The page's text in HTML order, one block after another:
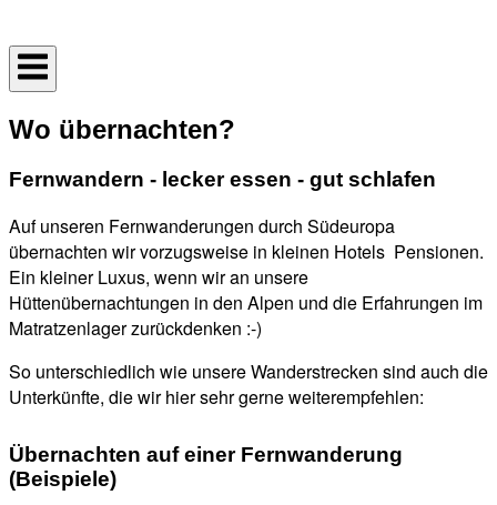
to
content
Wo übernachten?
Fernwandern - lecker essen - gut schlafen
Auf unseren Fernwanderungen durch Südeuropa
übernachten wir vorzugsweise in kleinen Hotels Pensionen.
Ein kleiner Luxus, wenn wir an unsere
Hüttenübernachtungen in den Alpen und die Erfahrungen im
Matratzenlager zurückdenken :-)
So unterschiedlich wie unsere Wanderstrecken sind auch die
Unterkünfte, die wir hier sehr gerne weiterempfehlen:
Übernachten auf einer Fernwanderung
(Beispiele)